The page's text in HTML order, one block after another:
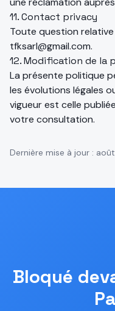
11. Contact privacy
Toute question
tfksarl@gmail.com.
12. Modification de la
La présente politique
les évolutions légales
vigueur est celle
votre consultation.
Dernière mise à jour :
Bloqué